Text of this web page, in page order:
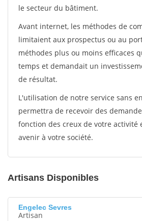
le secteur du bâtiment.
Avant internet, les méthodes de
limitaient aux prospectus ou au
méthodes plus ou moins efficaces
temps et demandait un
de résultat.
L'utilisation de notre service sans
permettra de recevoir des
fonction des creux de votre activité
avenir à votre société.
Artisans Disponibles
Engelec Sevres
Artisan